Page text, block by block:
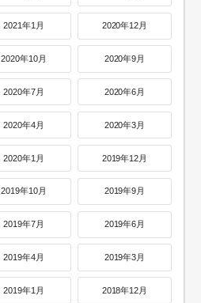
2021年1月 2020年12月
2020年10月 2020年9月
2020年7月 2020年6月
2020年4月 2020年3月
2020年1月 2019年12月
2019年10月 2019年9月
2019年7月 2019年6月
2019年4月 2019年3月
2019年1月 2018年12月